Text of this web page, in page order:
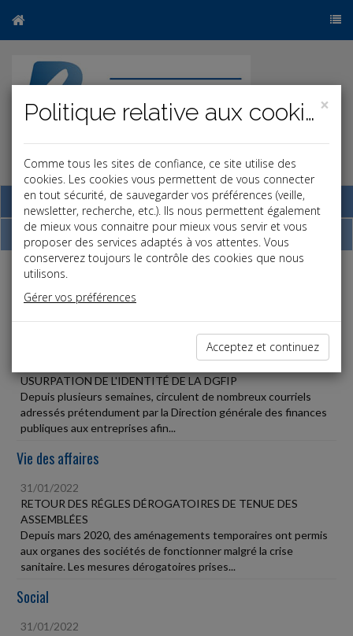
r
Base documentaire
Dépêches
Liste des dernières dépêches
USURPATION DE L'IDENTITÉ DE LA DGFIP
Depuis plusieurs semaines, circulent de nombreux courriels
adressés prétendument par la Direction générale des finances
publiques aux entreprises afin...
Vie des affaires
31/01/2022
RETOUR DES RÉGLES DÉROGATOIRES DE TENUE DES
ASSEMBLÉES
Depuis mars 2020, des aménagements temporaires ont permis
aux organes des sociétés de fonctionner malgré la crise
sanitaire. Les mesures dérogatoires prises...
Social
31/01/2022
×
Politique relative aux cookies
Comme tous les sites de confiance, ce site utilise des
cookies. Les cookies vous permettent de vous connecter
en tout sécurité, de sauvegarder vos préférences (veille,
newsletter, recherche, etc.). Ils nous permettent également
de mieux vous connaitre pour mieux vous servir et vous
proposer des services adaptés à vos attentes. Vous
conserverez toujours le contrôle des cookies que nous
utilisons.
Gérer vos préférences
Acceptez et continuez